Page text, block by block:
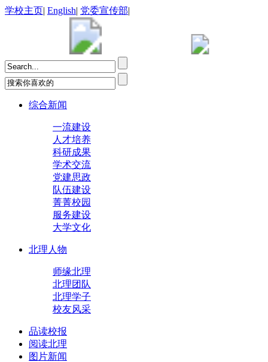
学校主页| English| 党委宣传部|
综合新闻
一流建设
人才培养
科研成果
学术交流
党建思政
队伍建设
菁菁校园
服务建设
大学文化
北理人物
师缘北理
北理团队
北理学子
校友风采
品读校报
阅读北理
图片新闻